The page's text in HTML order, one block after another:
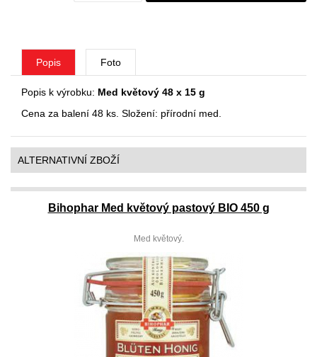
Popis Foto
Popis k výrobku: Med květový 48 x 15 g
Cena za balení 48 ks. Složení: přírodní med.
ALTERNATIVNÍ ZBOŽÍ
Bihophar Med květový pastový BIO 450 g
Med květový.